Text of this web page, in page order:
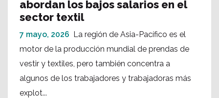
abordan los bajos salarios en el
sector textil
7 mayo, 2026
La región de Asia-Pacífico es el
motor de la producción mundial de prendas de
vestir y textiles, pero también concentra a
algunos de los trabajadores y trabajadoras más
explot...